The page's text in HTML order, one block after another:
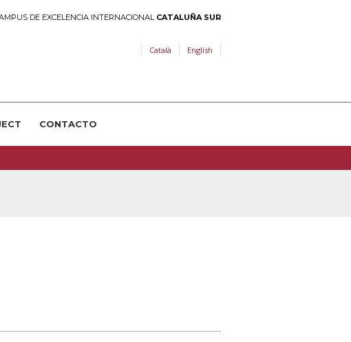
DE EXCELENCIA INTERNACIONAL CATALUÑA SUR
Català English
CONTACTO